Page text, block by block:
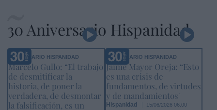
30 Aniversario Hispanidad
ANIVERSARIO HISPANIDAD
Marcelo Gullo: “El trabajo
de desmitificar la
historia, de poner la
verdadera, de desmontar
la falsificación, es un
ANIVERSARIO HISPANIDAD
Jaime Mayor Oreja: “Esto
es una crisis de
fundamentos, de virtudes
y de mandamientos"
Hispanidad 15/06/2026 06:00